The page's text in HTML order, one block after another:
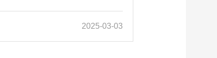
2025-03-03